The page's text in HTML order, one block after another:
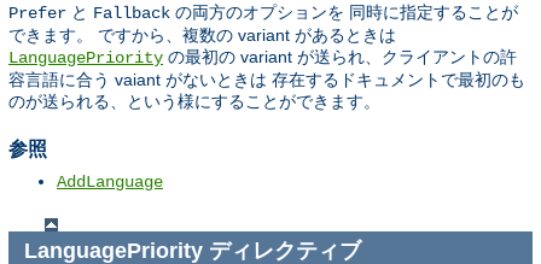
Prefer と Fallback の両方のオプションを 同時に指定することが
できます。 ですから、複数の variant があるときは
LanguagePriority の最初の variant が送られ、クライアントの許
容言語に合う vaiant がないときは 存在するドキュメントで最初のも
のが送られる、という様にすることができます。
参照
AddLanguage
LanguagePriorityディレクティブ